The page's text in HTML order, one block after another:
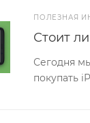
ПОЛЕЗНАЯ
Стоит
Сегодня
покупать